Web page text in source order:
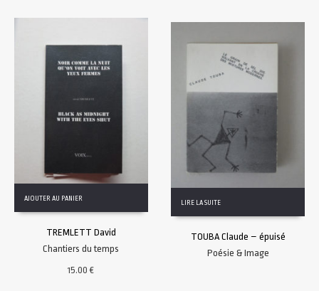
AJOUTER AU PANIER
TREMLETT David
Chantiers du temps
15.00€
LIRE LA SUITE
TOUBA Claude – épuisé
Poésie & Image